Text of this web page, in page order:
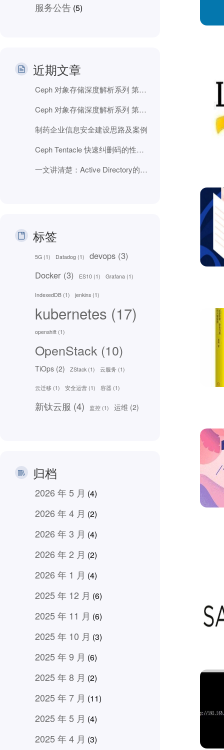
服务公告 (5)
近期文章
Ceph 对象存储深度解析系列 第二部分：RGW 数据路径、分片和自动化
Ceph 对象存储深度解析系列 第一部分：RGW 核心基础
制药企业信息安全建设思路及案例
Ceph Tentacle 快速纠删码的性能改进
一文讲清楚：Active Directory的25年身份管理全史
标签
5G (1) Datadog (1) devops (3)
Docker (3) ES10 (1) Grafana (1)
IndexedDB (1) jenkins (1)
kubernetes (17)
openshift (1)
OpenStack (10)
TiOps (2) ZStack (1) 云服务 (1)
云迁移 (1) 安全运营 (1) 容器 (1)
新钛云服 (4) 监控 (1) 运维 (2)
归档
2026 年 5 月 (4)
2026 年 4 月 (2)
2026 年 3 月 (4)
2026 年 2 月 (2)
2026 年 1 月 (4)
2025 年 12 月 (6)
2025 年 11 月 (6)
2025 年 10 月 (3)
2025 年 9 月 (6)
2025 年 8 月 (2)
2025 年 7 月 (11)
2025 年 5 月 (4)
2025 年 4 月 (3)